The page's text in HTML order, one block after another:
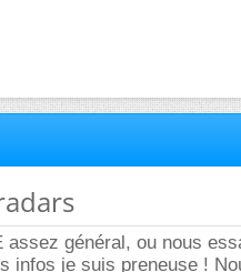
assez général, ou nous
infos je suis preneuse !